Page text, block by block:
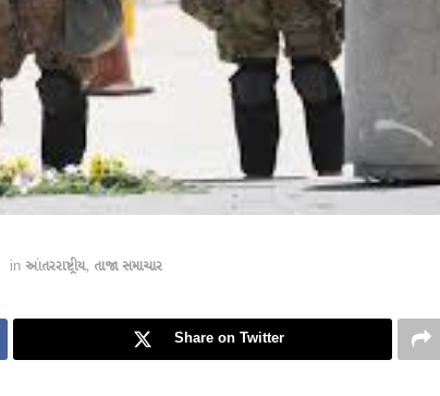
in આંતરરાષ્ટ્રીય, તાજા સમાચાર
Share on Twitter